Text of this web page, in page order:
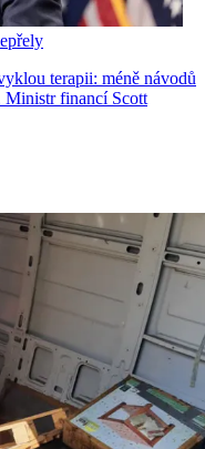
terapii: méně návodů
Ministr financí Scott